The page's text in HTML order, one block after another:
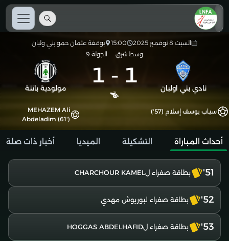
السبت 8 نوفمبر 2025 15:00
بوقفة عثمان حمو بني ولبان
وسط شرق
الجولة 9
نادي بني اولبان 1
-
1 مولودية باتنة
سياب يوسف إسلام (57')
MEHAZEM Ali
Abdeladim (61')
أحداث المباراة التشكيلة الميديا أخبار ذات صلة
51' بطاقة صفراء لCHARCHOUR KAMEL
52' بطاقة صفراء لبوريوش مهدي
53' بطاقة صفراء لHOGGAS ABDELHAFID